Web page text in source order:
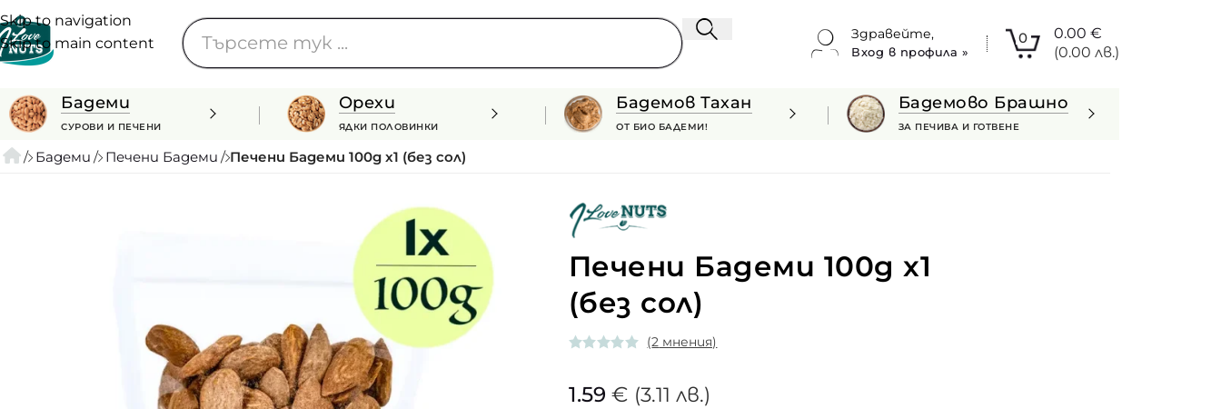
Skip to navigation
Skip to main content
Здравейте,
Вход в профила »
0 0.00 €
(0.00 лв.)
Бадеми
СУРОВИ И ПЕЧЕНИ
Орехи
ЯДКИ ПОЛОВИНКИ
Бадемов Тахан
ОТ БИО БАДЕМИ!
Бадемово Брашно
ЗА ПЕЧИВА И ГОТВЕНЕ
/ Бадеми / Печени Бадеми / Печени Бадеми 100g x1 (без сол)
Печени Бадеми 100g x1
(без сол)
(2 мнения)
1.59 € (3.11 лв.)